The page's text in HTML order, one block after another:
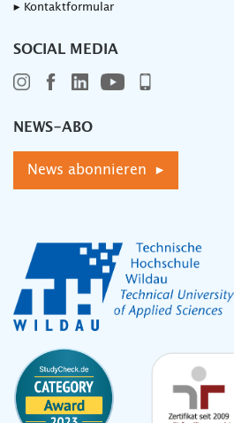
▸ Kontaktformular
SOCIAL MEDIA
NEWS-ABO
News abonnieren ▸